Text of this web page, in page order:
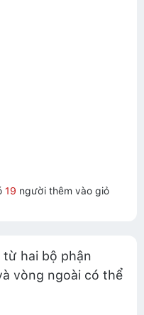
19 người thêm vào giỏ
hai bộ phận
vòng ngoài có thể